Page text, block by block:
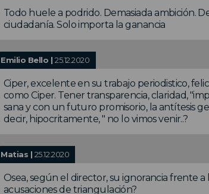
Todo huele a podrido. Demasiada ambición.
ciudadanía. Solo importa la ganancia
Emilio Bello |25.12.2020
Ciper, excelente en su trabajo periodistico,
como Ciper. Tener transparencia, claridad,
sana y con un futuro promisorio, la antítesis
decir, hipocritamente, " no lo vimos venir..?
Matias | 25.12.2020
Osea, según el director, su ignorancia frente
acusaciones de triangulación?